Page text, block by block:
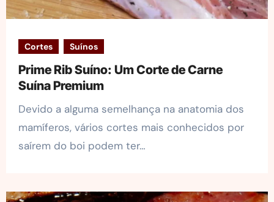
Cortes Suínos
Prime Rib Suíno: Um Corte de Carne
Suína Premium
Devido a alguma semelhança na anatomia dos
mamíferos, vários cortes mais conhecidos por
saírem do boi podem ter…